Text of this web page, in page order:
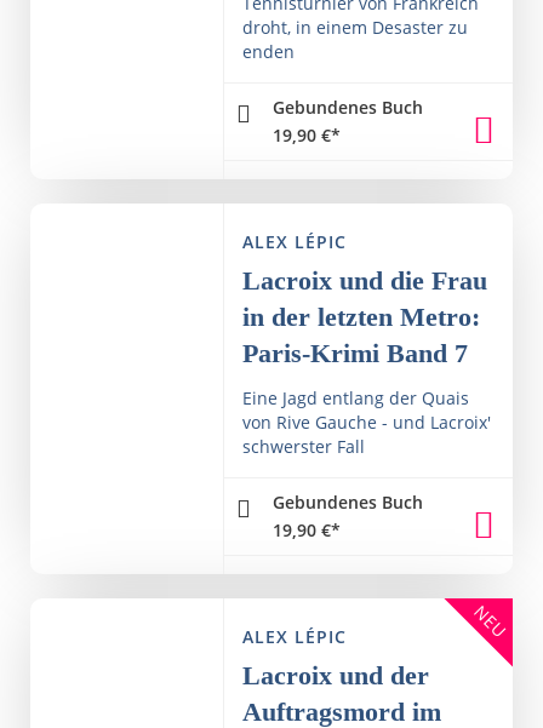
droht, in einem Desaster zu
enden
Gebundenes Buch
19,90 €*
ALEX LÉPIC
Lacroix und die Frau
in der letzten Metro:
Paris-Krimi Band 7
Eine Jagd entlang der Quais
von Rive Gauche - und Lacroix'
schwerster Fall
Gebundenes Buch
19,90 €*
ALEX LÉPIC
Lacroix und der
Auftragsmord im
NEU